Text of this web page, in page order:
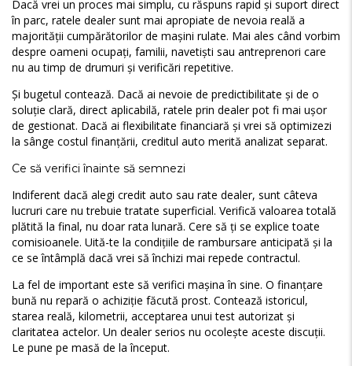
Dacă vrei un proces mai simplu, cu răspuns rapid și suport direct
în parc, ratele dealer sunt mai apropiate de nevoia reală a
majorității cumpărătorilor de mașini rulate. Mai ales când vorbim
despre oameni ocupați, familii, navetiști sau antreprenori care
nu au timp de drumuri și verificări repetitive.
Și bugetul contează. Dacă ai nevoie de predictibilitate și de o
soluție clară, direct aplicabilă, ratele prin dealer pot fi mai ușor
de gestionat. Dacă ai flexibilitate financiară și vrei să optimizezi
la sânge costul finanțării, creditul auto merită analizat separat.
Ce să verifici înainte să semnezi
Indiferent dacă alegi credit auto sau rate dealer, sunt câteva
lucruri care nu trebuie tratate superficial. Verifică valoarea totală
plătită la final, nu doar rata lunară. Cere să ți se explice toate
comisioanele. Uită-te la condițiile de rambursare anticipată și la
ce se întâmplă dacă vrei să închizi mai repede contractul.
La fel de important este să verifici mașina în sine. O finanțare
bună nu repară o achiziție făcută prost. Contează istoricul,
starea reală, kilometrii, acceptarea unui test autorizat și
claritatea actelor. Un dealer serios nu ocolește aceste discuții.
Le pune pe masă de la început.